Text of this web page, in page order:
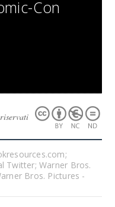
Con
Twitter; Warner Bros.
Bros. Pictures -